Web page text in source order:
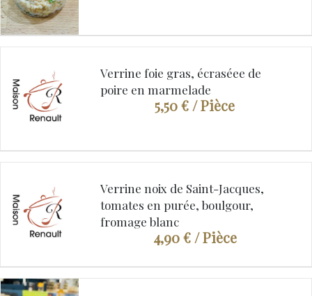
Verrine foie gras, écraséee de
poire en marmelade
5,50 € / Pièce
Verrine noix de Saint-Jacques,
tomates en purée, boulgour,
fromage blanc
4,90 €/ Pièce